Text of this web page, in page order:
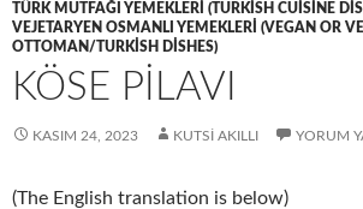
TÜRK MUTFAĞI YEMEKLERI (TURKISH CUISINE
VEJETARYEN OSMANLI YEMEKLERI (VEGAN OR
OTTOMAN/TURKISH DISHES)
KÖSE PİLAVI
KASIM 24, 2023 KUTSI AKILLI YORUM
(The English translation is below)